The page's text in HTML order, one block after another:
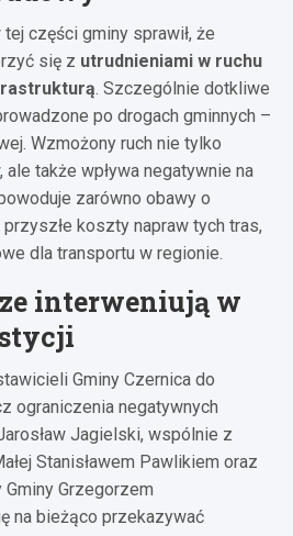
części gminy sprawił, że
się z utrudnieniami w ruchu
. Szczególnie dotkliwe
po drogach gminnych –
Wzmożony ruch nie tylko
ale także wpływa negatywnie na
zarówno obawy o
koszty napraw tych tras,
dla transportu w regionie.
interweniują w
Gminy Czernica do
ograniczenia negatywnych
Jagielski, wspólnie z
Stanisławem Pawlikiem oraz
Grzegorzem
na bieżąco przekazywać